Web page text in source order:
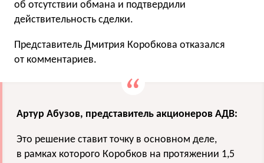
об отсутствии обмана и подтвердили
действительность сделки.
Представитель Дмитрия Коробкова отказался
от комментариев.
Артур Абузов, представитель акционеров АДВ:
Это решение ставит точку в основном деле,
в рамках которого Коробков на протяжении 1,5